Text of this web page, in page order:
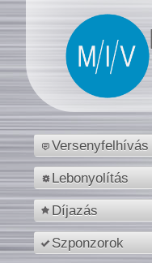
Versenyfelhívás
Lebonyolítás
Díjazás
Szponzorok